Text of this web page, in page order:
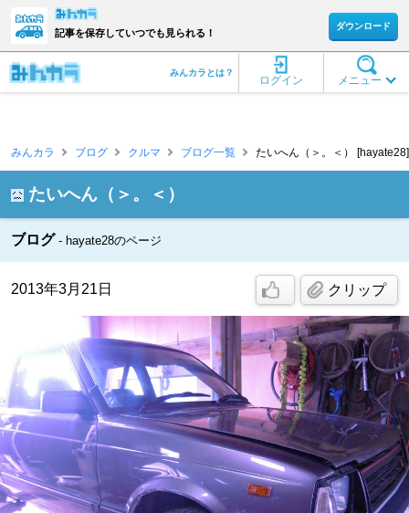
記事を保存していつでも見られる！
ダウンロード
メニュー
ログイン
みんカラとは？
みんカラ ブログ クルマ ブログ一覧 たいへん（＞。＜） [hayate28]
たいへん（＞。＜）
ブログ hayate28のページ
2013年3月21日 クリップ